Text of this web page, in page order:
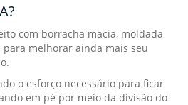
com borracha macia, moldada
melhorar ainda mais seu
o esforço necessário para ficar
em pé por meio da divisão do